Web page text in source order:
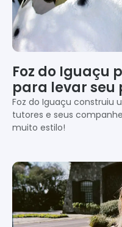
Foz do Iguaçu
para levar seu
Foz do Iguaçu construiu
tutores e seus
muito estilo!